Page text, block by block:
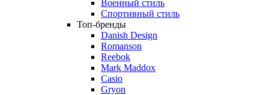
Военный стиль
Спортивный стиль
Топ-бренды
Danish Design
Romanson
Reebok
Mark Maddox
Casio
Gryon